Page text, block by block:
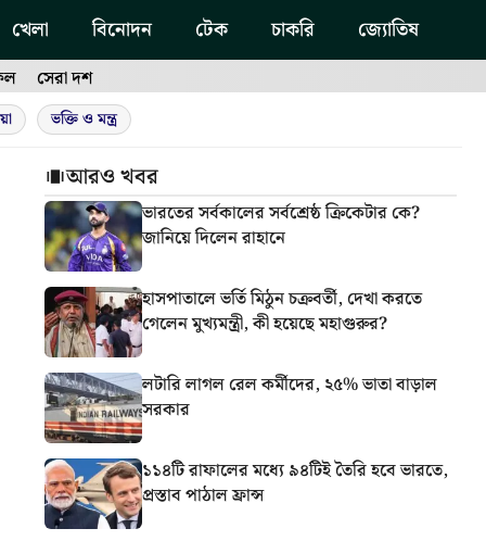
খেলা বিনোদন টেক চাকরি জ্যোতিষ
সেরা দশ
ভক্তি ও মন্ত্র
আরও খবর
ভারতের সর্বকালের সর্বশ্রেষ্ঠ ক্রিকেটার কে?
জানিয়ে দিলেন রাহানে
হাসপাতালে ভর্তি মিঠুন চক্রবর্তী, দেখা করতে
গেলেন মুখ্যমন্ত্রী, কী হয়েছে মহাগুরুর?
লটারি লাগল রেল কর্মীদের, ২৫% ভাতা বাড়াল
সরকার
১১৪টি রাফালের মধ্যে ৯৪টিই তৈরি হবে ভারতে,
প্রস্তাব পাঠাল ফ্রান্স